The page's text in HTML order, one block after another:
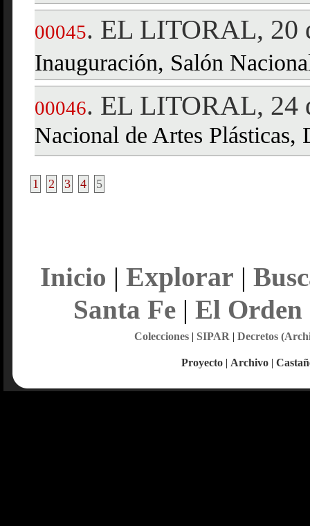
00045. EL LITORAL, 20
Inauguración, Salón
00046. EL LITORAL, 24
Nacional de Artes
1 2 3 4 5
Inicio | Explorar |
Santa Fe| El Orden
Colecciones| SIPAR | Decretos
Proyecto | Archivo |